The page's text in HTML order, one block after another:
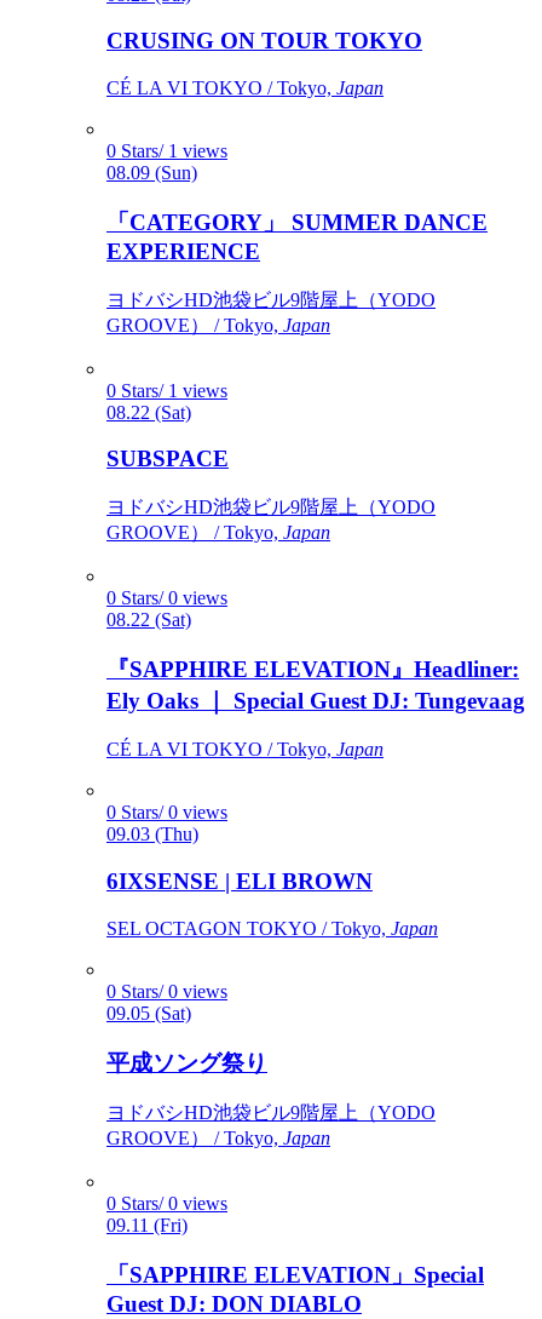
CRUSING ON TOUR TOKYO
CÉ LA VI TOKYO / Tokyo, Japan
0 Stars/ 1 views
08.09 (Sun)
「CATEGORY」 SUMMER DANCE
EXPERIENCE
ヨドバシHD池袋ビル9階屋上（YODO
GROOVE） / Tokyo, Japan
0 Stars/ 1 views
08.22 (Sat)
SUBSPACE
ヨドバシHD池袋ビル9階屋上（YODO
GROOVE） / Tokyo, Japan
0 Stars/ 0 views
08.22 (Sat)
『SAPPHIRE ELEVATION』Headliner:
Ely Oaks ｜ Special Guest DJ: Tungevaag
CÉ LA VI TOKYO / Tokyo, Japan
0 Stars/ 0 views
09.03 (Thu)
6IXSENSE | ELI BROWN
SEL OCTAGON TOKYO / Tokyo, Japan
0 Stars/ 0 views
09.05 (Sat)
平成ソング祭り
ヨドバシHD池袋ビル9階屋上（YODO
GROOVE） / Tokyo, Japan
0 Stars/ 0 views
09.11 (Fri)
「SAPPHIRE ELEVATION」Special
Guest DJ: DON DIABLO